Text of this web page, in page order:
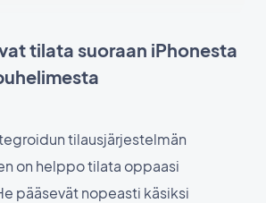
tilata suoraan iPhonesta
tilausjärjestelmän
on helppo tilata oppaasi
pääsevät nopeasti käsiksi